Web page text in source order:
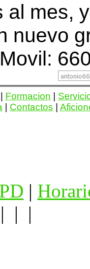
al mes,
nuevo
Formacion
Contactos
|
| | |